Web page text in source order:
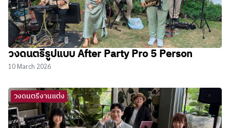
วงดนตรีรูปแบบ After Party Pro 5 Person
10 March 2026
วงดนตรีงานแต่ง